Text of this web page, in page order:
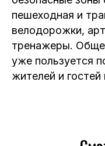
пешеходная и
велодорожки,
тренажеры.
уже пользуется
жителей и гостей